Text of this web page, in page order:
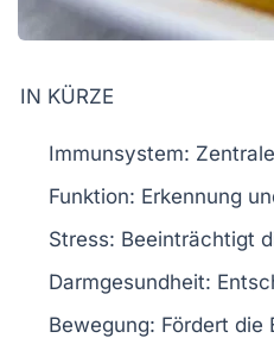
IN KÜRZE
Immunsystem:
Funktion: Erkennung
Stress: Beeinträchtigt
Darmgesundheit:
Bewegung: Fördert die